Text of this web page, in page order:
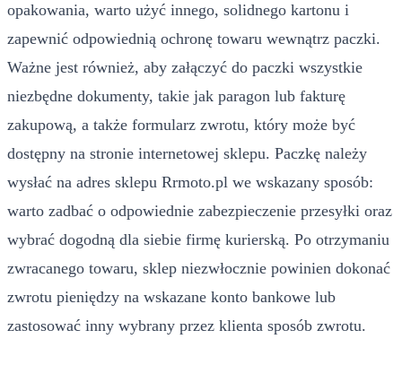
opakowania, warto użyć innego, solidnego kartonu i
zapewnić odpowiednią ochronę towaru wewnątrz paczki.
Ważne jest również, aby załączyć do paczki wszystkie
niezbędne dokumenty, takie jak paragon lub fakturę
zakupową, a także formularz zwrotu, który może być
dostępny na stronie internetowej sklepu. Paczkę należy
wysłać na adres sklepu Rrmoto.pl we wskazany sposób:
warto zadbać o odpowiednie zabezpieczenie przesyłki oraz
wybrać dogodną dla siebie firmę kurierską. Po otrzymaniu
zwracanego towaru, sklep niezwłocznie powinien dokonać
zwrotu pieniędzy na wskazane konto bankowe lub
zastosować inny wybrany przez klienta sposób zwrotu.